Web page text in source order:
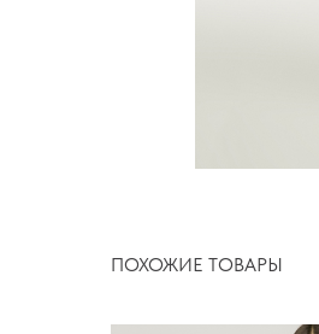
ПОХОЖИЕ ТОВАРЫ